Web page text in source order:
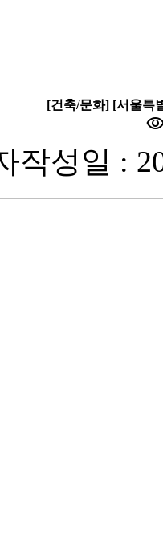
[건축/문화] [서울특
작성일 :